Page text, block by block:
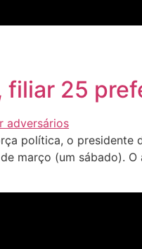
filiar 25
política, o presidente
março (um sábado).